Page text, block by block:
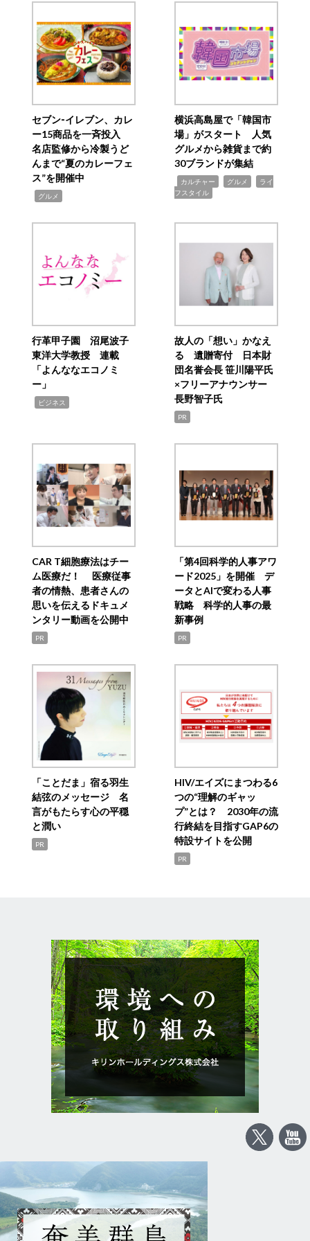
セブン‐イレブン、カレ
ー15商品を一斉投入
名店監修から冷製うど
んまで“夏のカレーフェ
ス”を開催中
グルメ
横浜高島屋で「韓国市
場」がスタート 人気
グルメから雑貨まで約
30ブランドが集結
カルチャー グルメ
ライ
フスタイル
行革甲子園 沼尾波子
東洋大学教授 連載
「よんななエコノミ
ー」
ビジネス
故人の「想い」かなえ
る 遺贈寄付 日本財
団名誉会長 笹川陽平氏
×フリーアナウンサー
長野智子氏
PR
CAR T細胞療法はチー
ム医療だ！ 医療従事
者の情熱、患者さんの
思いを伝えるドキュメ
ンタリー動画を公開中
PR
「第4回科学的人事アワ
ード2025」を開催 デ
ータとAIで変わる人事
戦略 科学的人事の最
新事例
PR
「ことだま」宿る羽生
結弦のメッセージ 名
言がもたらす心の平穏
と潤い
PR
HIV/エイズにまつわる6
つの“理解のギャッ
プ”とは？ 2030年の流
行終結を目指すGAP6の
特設サイトを公開
PR